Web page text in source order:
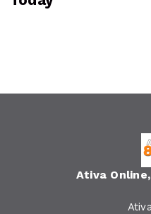
Ativa